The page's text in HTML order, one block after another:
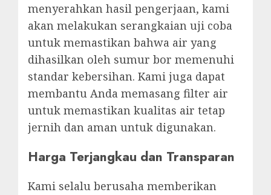
menyerahkan hasil pengerjaan, kami
akan melakukan serangkaian uji coba
untuk memastikan bahwa air yang
dihasilkan oleh sumur bor memenuhi
standar kebersihan. Kami juga dapat
membantu Anda memasang filter air
untuk memastikan kualitas air tetap
jernih dan aman untuk digunakan.
Harga Terjangkau dan Transparan
Kami selalu berusaha memberikan